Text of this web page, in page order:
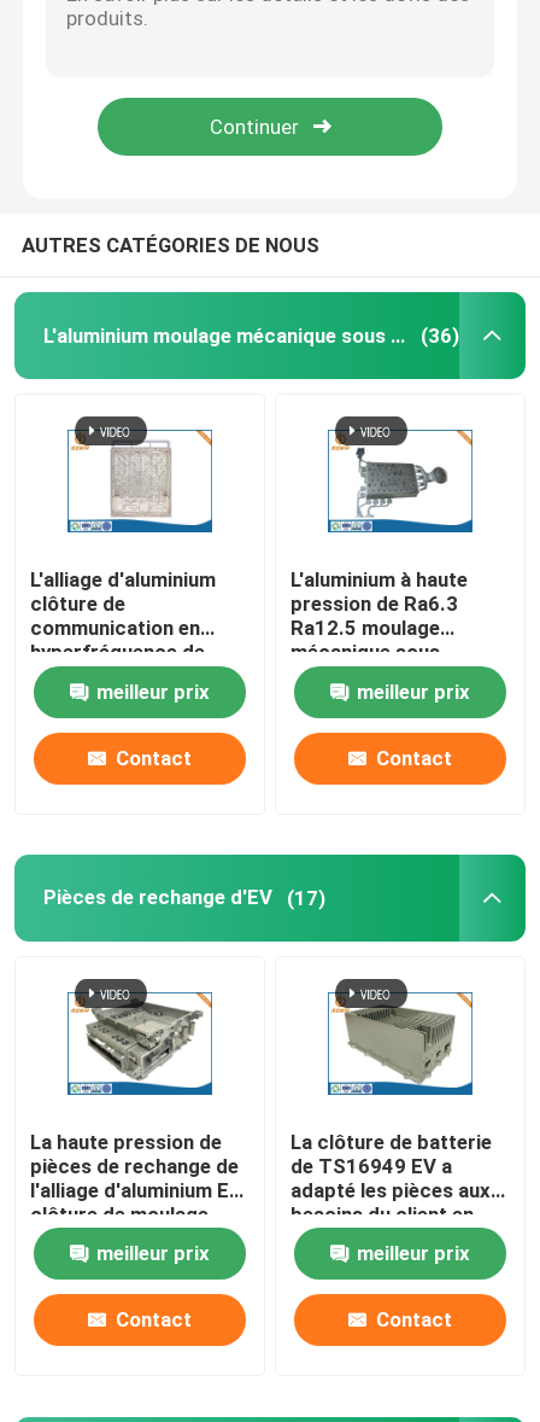
Pièces de fraisage de commande numérique par
Pièces en plastique faites sur commande d'injection
la lingotière de moulage mécanique sous pression
Les pièces d'auto de moulage mécanique sous
Le logement du moulage mécanique sous pression
Pièces de rechange de meubles de bureau
le zinc moulage mécanique sous pression
Services rapides de prototypage
AUTRES CATÉGORIES DE NOUS
L'aluminium moulage mécanique sous pression (36)
L'alliage d'aluminium
clôture de
communication en
hyperfréquence de
pièces de moulage
mécanique sous
pression
meilleur prix
Contact
L'aluminium à haute
pression de Ra6.3
Ra12.5 moulage
mécanique sous
pression pour la
communication
meilleur prix
Contact
Pièces de rechange d'EV (17)
La haute pression de
pièces de rechange de
l'alliage d'aluminium EV
clôture de moulage
mécanique sous
pressionmeilleur prix
Contact
La clôture de batterie
de TS16949 EV a
adapté les pièces aux
besoins du client en
aluminium moulage
mécanique sous
pression
meilleur prix
Contact